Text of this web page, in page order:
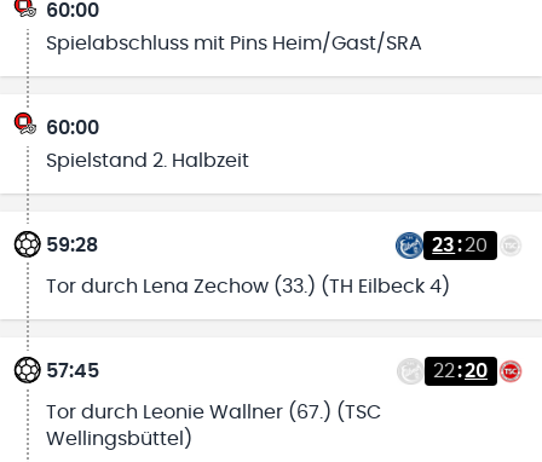
60:00
Spielabschluss mit Pins Heim/Gast/SRA
60:00
Spielstand 2. Halbzeit
59:28 23:20
Tor durch Lena Zechow (33.) (TH Eilbeck 4)
57:45 22:20
Tor durch Leonie Wallner (67.) (TSC
Wellingsbüttel)